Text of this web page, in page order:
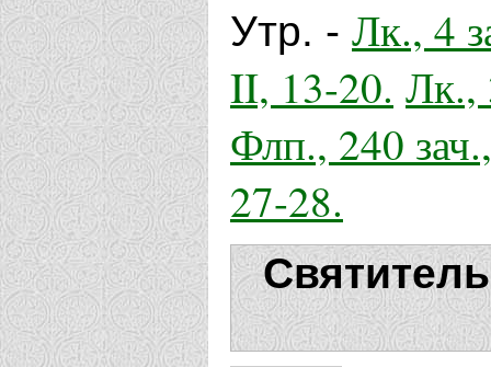
Утр. - Лк., 4
II, 13-20. Лк.,
Флп., 240
27-28.